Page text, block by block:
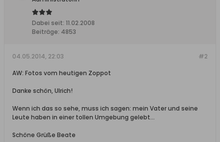
Dabei seit: 11.02.2008
Beiträge: 4853
#2
04.05.2014, 22:03
AW: Fotos vom heutigen Zoppot
Danke schön, Ulrich!
Wenn ich das so sehe, muss ich sagen: mein Vater und seine
Leute haben in einer tollen Umgebung gelebt...
Schöne Grüße Beate